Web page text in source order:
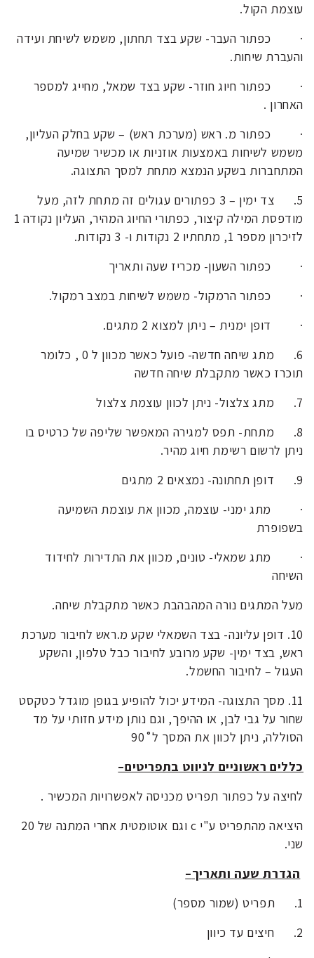
עוצמת הקול.
· כפתור העבר- שקע בצד תחתון, משמש לשיחת ועידה
והעברת שיחות.
· כפתור חיוג חוזר- שקע בצד שמאל, מחייג למספר
האחרון .
· כפתור מ. ראש (מערכת ראש) – שקע בחלק העליון,
משמש לשיחות באמצעות אוזניות או מכשיר שמיעה
המתחברות בשקע הנמצא מתחת למסך התצוגה.
5. צד ימין – 3 כפתורים עגולים זה מתחת לזה, מעל
מודפסת המילה קיצור, כפתורי החיוג המהיר, העליון נקודה 1
לזיכרון מספר 1, מתחתיו 2 נקודות ו- 3 נקודות.
· כפתור השעון- מכריז שעה ותאריך
· כפתור הרמקול- משמש לשיחות במצב רמקול.
· דופן ימנית – ניתן למצוא 2 מתגים.
6.
מתג שיחה חדשה- פועל כאשר מכוון ל 0 , כלומר
תוכרז כאשר מתקבלת שיחה חדשה
7.
מתג צלצול- ניתן לכוון עוצמת צלצול
8.
מתחת- תפס למגירה המאפשר שליפה של כרטיס בו
ניתן לרשום רשימת חיוג מהיר.
9.
דופן תחתונה- נמצאים 2 מתגים
· מתג ימני- עוצמה, מכוון את עוצמת השמיעה
בשפופרת
· מתג שמאלי- טונים, מכוון את התדירות לחידוד
השיחה
מעל המתגים נורה המהבהבת כאשר מתקבלת שיחה.
10. דופן עליונה- בצד השמאלי שקע מ.ראש לחיבור מערכת
ראש, בצד ימין- שקע מרובע לחיבור כבל טלפון, והשקע
העגול – לחיבור החשמל.
11. מסך התצוגה- המידע יכול להופיע בגופן מוגדל כטקסט
שחור על גבי לבן, או ההיפך, וגם נותן מידע חזותי על מד
הסוללה, ניתן לכוון את המסך ל˚90
כללים ראשוניים לניווט בתפריטים–
לחיצה על כפתור תפריט מכניסה לאפשרויות המכשיר .
היציאה מהתפריט ע"י c וגם אוטומטית אחרי המתנה של 20
שני.
הגדרת שעה ותאריך–
1.
תפריט (שמור מספר)
2.
חיצים עד כיוון